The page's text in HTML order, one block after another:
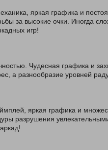
яркая графика и
за высокие очки. Иногда
игр!
Чудесная графика и
а разнообразие уровней
яркая графика и
разрушения